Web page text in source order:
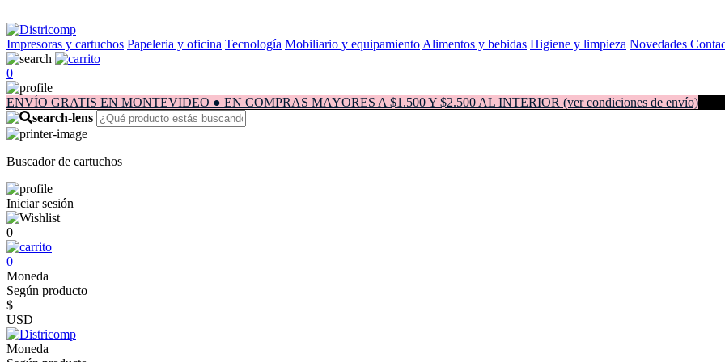
Impresoras y cartuchos Papeleria y oficina Tecnología Mobiliario y equipamiento Alimentos y bebidas Higiene y limpieza Novedades
0
ENVÍO GRATIS EN MONTEVIDEO ● EN COMPRAS MAYORES A $1.500 Y $2.500 AL INTERIOR (ver condiciones de envío)
Buscador de cartuchos
Iniciar sesión
0
0
Moneda
Según producto
$
USD
Moneda